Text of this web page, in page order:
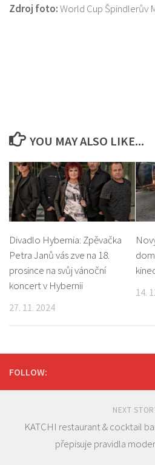
Zdroj foto:World Cup Špindlerův
YOU MAY ALSO LIKE...
Divadlo Hybernia: Zpěvačka
Petra Janů vás zve na 18.
prosince na svůj vánoční
koncert v Hybernii
27. 11. 2024
14.
FOLLOW:
NEXT
KATCHI restaurant & cocktail
přepisuje pravidla